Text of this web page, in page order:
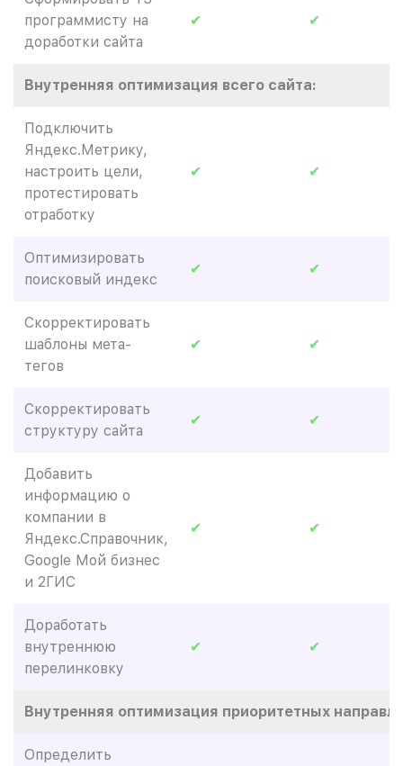
программисту на
доработки сайта
✔ ✔
Внутренняя оптимизация всего сайта:
Подключить
Яндекс.Метрику,
настроить цели,
протестировать
отработку
✔ ✔
Оптимизировать
поисковый индекс
✔ ✔
Скорректировать
шаблоны мета-
тегов
✔ ✔
Скорректировать
структуру сайта
✔ ✔
Добавить
информацию о
компании в
Яндекс.Справочник,
Google Мой бизнес
и 2ГИС
✔ ✔
Доработать
внутреннюю
перелинковку
✔ ✔
Внутренняя оптимизация приоритетных
Определить